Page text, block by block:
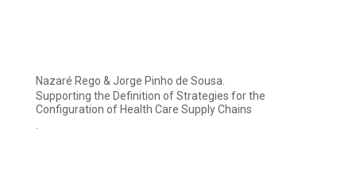
Nazaré Rego & Jorge Pinho de Sousa.
Supporting the Definition of Strategies for the
Configuration of Health Care Supply Chains
.